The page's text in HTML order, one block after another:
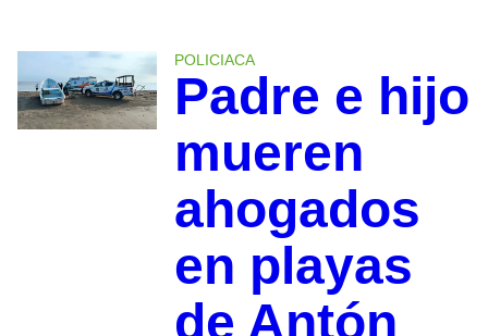
POLICIACA
Padre e hijo
mueren
ahogados
en playas
de Antón